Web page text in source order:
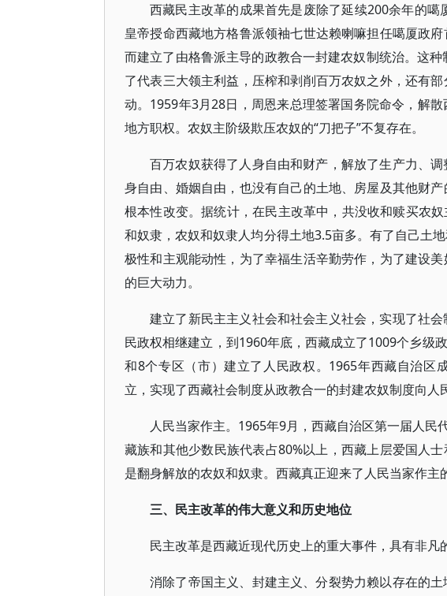
西藏民主改革的成果首先是废除了延续200余年的
皇帝授命西藏地方格鲁派领袖七世达赖喇嘛担任噶厦政
而建立了由格鲁派主导的政教合一封建农奴制统治。这
了代表三大领主利益，压榨和剥削百万农奴之外，还有
动。1959年3月28日，周恩来总理签署国务院命令，解
地方职权。农奴主阶级欺压农奴的“刀把子”不复存在。
百万农奴获得了人身自由和财产，解放了生产力、
身自由、婚姻自由，也没有自己的土地、房屋及其他财
根本性改变。据统计，在民主改革中，共没收和赎买农
和奴隶，农奴和奴隶人均分得土地3.5亩多。有了自己土
极性和主观能动性，为了幸福生活辛勤劳作，为了建设
的巨大动力。
建立了新民主主义社会和社会主义社会，实现了社
民政权相继建立，到1960年底，西藏成立了1009个乡级
和8个专区（市）建立了人民政权。1965年西藏自治区
立，实现了西藏社会制度从政教合一的封建农奴制度向人
人民当家作主。1965年9月，西藏自治区第一届人民
藏族和其他少数民族代表占80%以上，西藏上层爱国人
是翻身解放的农奴和奴隶。西藏真正迎来了人民当家作主
三、民主改革的伟大意义和历史地位
民主改革是西藏近现代历史上的重大事件，具有非凡
消除了帝国主义、封建主义、分裂势力赖以存在的